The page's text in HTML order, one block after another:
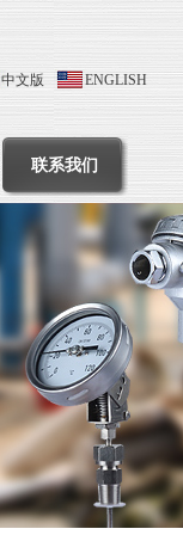
中文版 ENGLISH
联系我们